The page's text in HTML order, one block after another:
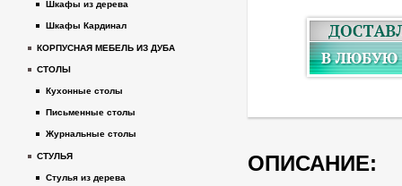
ОПИСАНИЕ:
Шкафы из дерева
Шкафы Кардинал
КОРПУСНАЯ МЕБЕЛЬ ИЗ ДУБА
СТОЛЫ
Кухонные столы
Письменные столы
Журнальные столы
СТУЛЬЯ
Стулья из дерева